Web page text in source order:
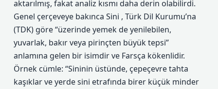
aktarılmış, fakat analiz kısmı daha derin olabilirdi.
Genel çerçeveye bakınca Sini , Türk Dil Kurumu’na
(TDK) göre “üzerinde yemek de yenilebilen,
yuvarlak, bakır veya pirinçten büyük tepsi”
anlamına gelen bir isimdir ve Farsça kökenlidir.
Örnek cümle: “Sininin üstünde, çepeçevre tahta
kaşıklar ve yerde sini etrafında birer küçük minder